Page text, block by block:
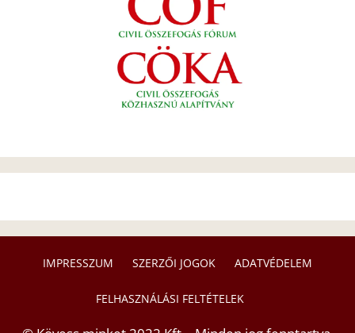
IMPRESSZUM SZERZŐI JOGOK ADATVÉDELEM
FELHASZNÁLÁSI FELTÉTELEK